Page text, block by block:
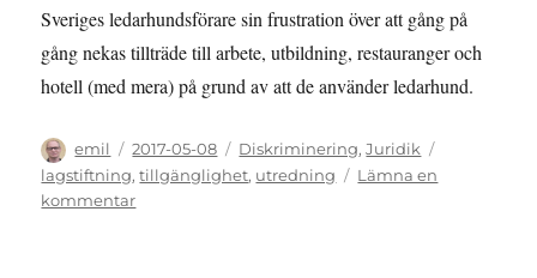
Sveriges ledarhundsförare sin frustration över att gång på
gång nekas tillträde till arbete, utbildning, restauranger och
hotell (med mera) på grund av att de använder ledarhund.
Författare
emil
Publicerat
den
2017-05-08 Kategorier
Diskriminering,Juridik
lagstiftning,tillgänglighet, utredning
Lämna en
kommentartill